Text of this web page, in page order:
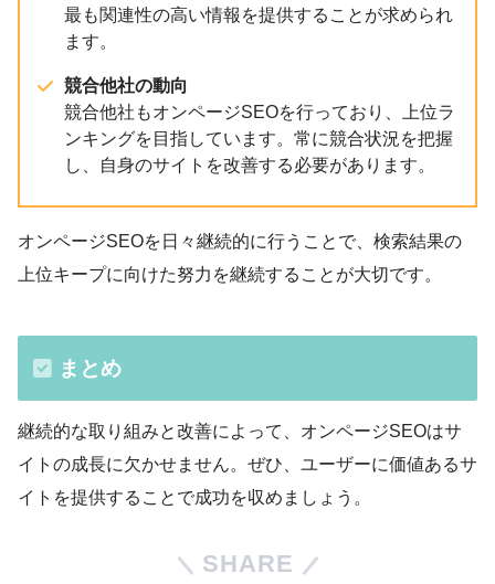
最も関連性の高い情報を提供することが求められ
ます。
競合他社の動向
競合他社もオンページSEOを行っており、上位ラ
ンキングを目指しています。常に競合状況を把握
し、自身のサイトを改善する必要があります。
オンページSEOを日々継続的に行うことで、検索結果の
上位キープに向けた努力を継続することが大切です。
まとめ
継続的な取り組みと改善によって、オンページSEOはサ
イトの成長に欠かせません。ぜひ、ユーザーに価値あるサ
イトを提供することで成功を収めましょう。
SHARE